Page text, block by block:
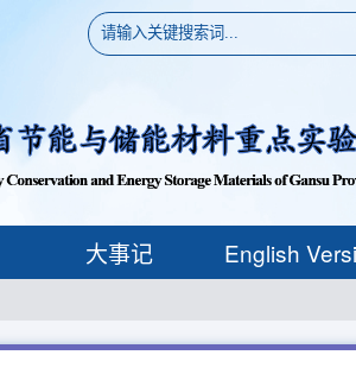
大事记 English